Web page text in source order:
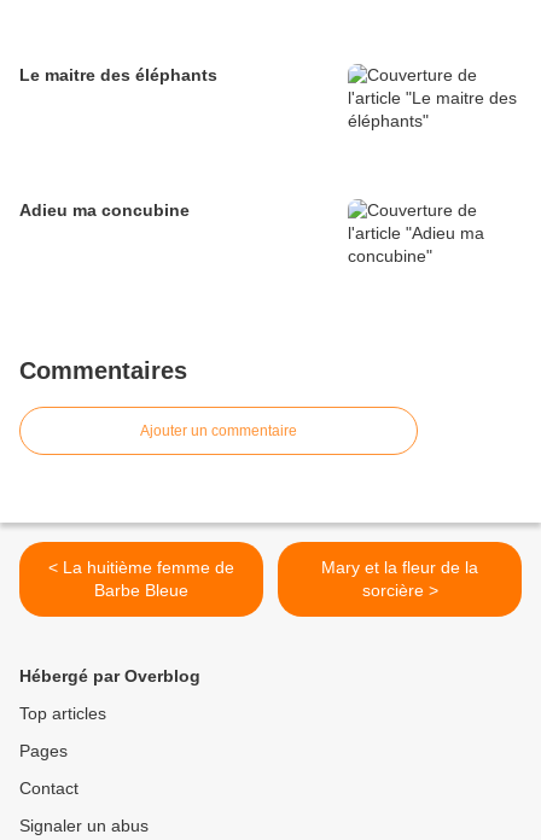
Le maitre des éléphants
Adieu ma concubine
Commentaires
Ajouter un commentaire
< La huitième femme de
Barbe Bleue
Mary et la fleur de la
sorcière >
Hébergé par Overblog
Top articles
Pages
Contact
Signaler un abus